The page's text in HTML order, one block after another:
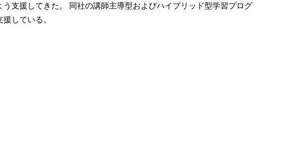
支援してきた。 同社の講師主導型およびハイブリッド型学習プログ
している。